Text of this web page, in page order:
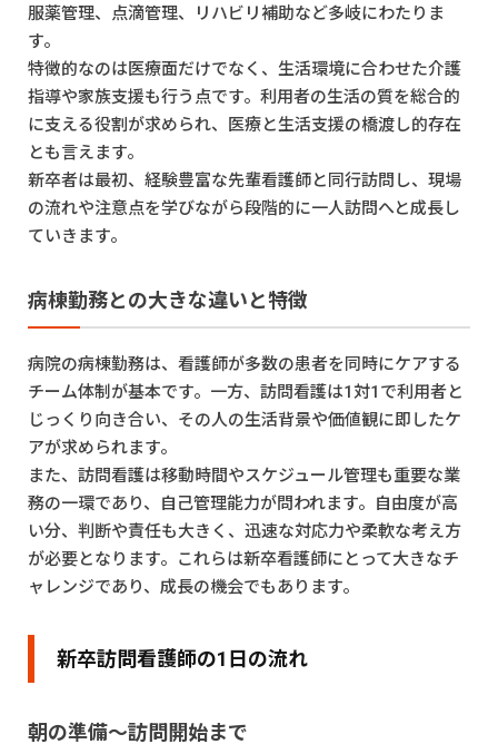
5.2チーム体制とフォロー環境
6.1専門看護師・認定看護師への道
6.2管理職・教育担当へのキャリア
服薬管理、点滴管理、リハビリ補助など多岐にわたりま
す。
特徴的なのは医療面だけでなく、生活環境に合わせた介護
指導や家族支援も行う点です。利用者の生活の質を総合的
に支える役割が求められ、医療と生活支援の橋渡し的存在
とも言えます。
新卒者は最初、経験豊富な先輩看護師と同行訪問し、現場
の流れや注意点を学びながら段階的に一人訪問へと成長し
ていきます。
病棟勤務との大きな違いと特徴
病院の病棟勤務は、看護師が多数の患者を同時にケアする
チーム体制が基本です。一方、訪問看護は1対1で利用者と
じっくり向き合い、その人の生活背景や価値観に即したケ
アが求められます。
また、訪問看護は移動時間やスケジュール管理も重要な業
務の一環であり、自己管理能力が問われます。自由度が高
い分、判断や責任も大きく、迅速な対応力や柔軟な考え方
が必要となります。これらは新卒看護師にとって大きなチ
ャレンジであり、成長の機会でもあります。
新卒訪問看護師の1日の流れ
朝の準備〜訪問開始まで